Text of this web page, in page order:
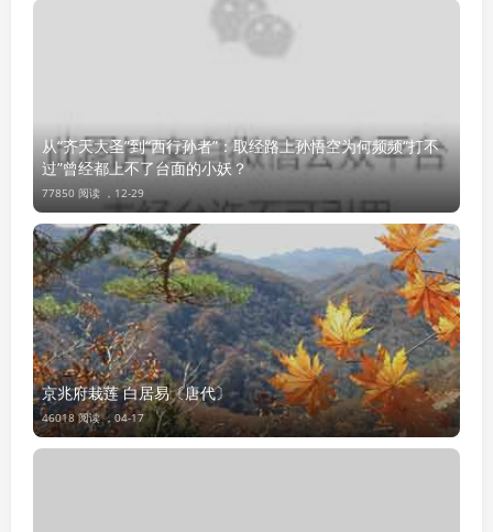
从“齐天大圣”到“西行孙者”：取经路上孙悟空为何频频“打不
过”曾经都上不了台面的小妖？
77850 阅读 ， 12-29
京兆府栽莲 白居易〔唐代〕
46018 阅读 ， 04-17